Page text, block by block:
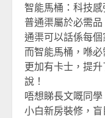
智能馬桶：科技
普通渠屬於必需
通渠可以話係每個
而智能馬桶，喺
更加有卡士，提
說！
唔想睇長文嘅同
小白新房裝修，